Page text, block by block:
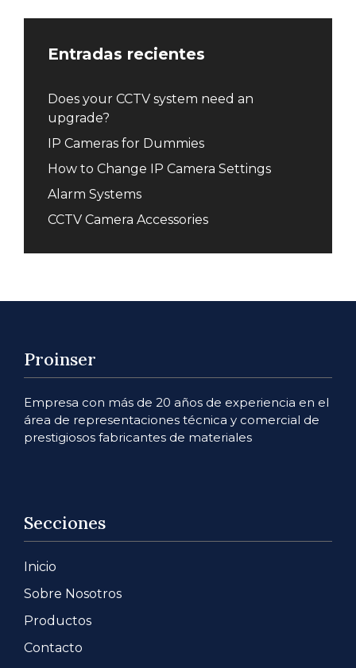
Entradas recientes
Does your CCTV system need an
upgrade?
IP Cameras for Dummies
How to Change IP Camera Settings
Alarm Systems
CCTV Camera Accessories
Proinser
Empresa con más de 20 años de experiencia en el
área de representaciones técnica y comercial de
prestigiosos fabricantes de materiales
Secciones
Inicio
Sobre Nosotros
Productos
Contacto